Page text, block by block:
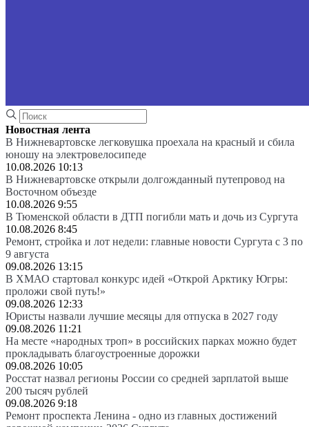
Новостная лента
В Нижневартовске легковушка проехала на красный и сбила
юношу на электровелосипеде
10.08.2026 10:13
В Нижневартовске открыли долгожданный путепровод на
Восточном объезде
10.08.2026 9:55
В Тюменской области в ДТП погибли мать и дочь из Сургута
10.08.2026 8:45
Ремонт, стройка и лот недели: главные новости Сургута с 3 по
9 августа
09.08.2026 13:15
В ХМАО стартовал конкурс идей «Открой Арктику Югры:
проложи свой путь!»
09.08.2026 12:33
Юристы назвали лучшие месяцы для отпуска в 2027 году
09.08.2026 11:21
На месте «народных троп» в российских парках можно будет
прокладывать благоустроенные дорожки
09.08.2026 10:05
Росстат назвал регионы России со средней зарплатой выше
200 тысяч рублей
09.08.2026 9:18
Ремонт проспекта Ленина - одно из главных достижений